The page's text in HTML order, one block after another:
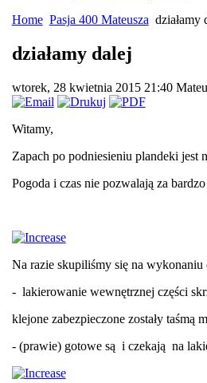
Home Pasja 400 Mateusza działamy
działamy dalej
wtorek, 28 kwietnia 2015 21:40
Witamy,
Zapach po podniesieniu plandeki
Pogoda i czas nie pozwalają za
Na razie skupiliśmy się na wykonaniu
- lakierowanie wewnętrznej części
klejone zabezpieczone zostały taśmą
- (prawie) gotowe są i czekają na